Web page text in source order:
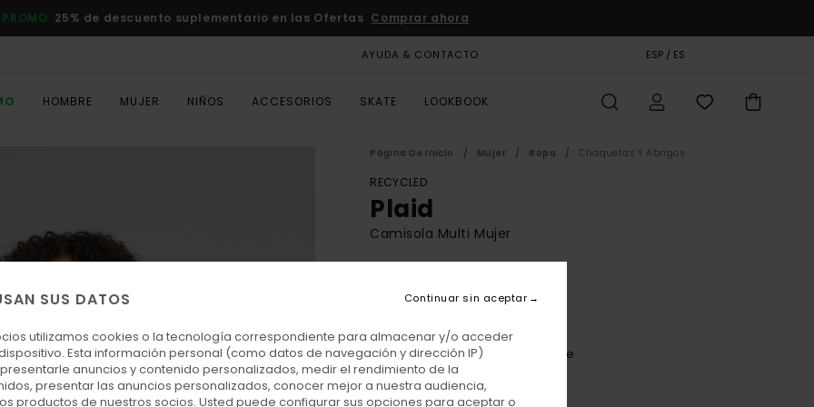
PROMO 25% de descuento suplementario en las Ofertas Comprar ahora
AYUDA & CONTACTO ESP / ES
HOMBRE MUJER NIÑOS ACCESORIOS SKATE LOOKBOOK
Página De Inicio Mujer Ropa Chaquetas Y Abrigos
RECYCLED
Plaid
Camisola Multi Mujer
120,00 €
ColorBrushed Plaid Dark Slate
SUS DATOS
utilizamos cookies o la tecnología correspondiente para almacenar y/o acceder
Esta información personal (como datos de navegación y dirección IP)
anuncios y contenido personalizados, medir el rendimiento de la
presentar las anuncios personalizados, conocer mejor a nuestra audiencia,
productos de nuestros socios. Usted puede configurar sus opciones para aceptar o
Continuar sin aceptar